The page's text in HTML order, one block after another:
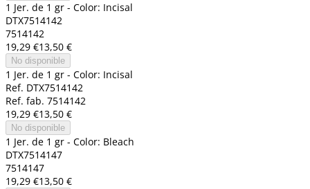
1 Jer. de 1 gr - Color: Incisal
DTX7514142
7514142
19,29 €13,50 €
No disponible
1 Jer. de 1 gr - Color: Incisal
Ref. DTX7514142
Ref. fab. 7514142
19,29 €13,50 €
No disponible
1 Jer. de 1 gr - Color: Bleach
DTX7514147
7514147
19,29 €13,50 €